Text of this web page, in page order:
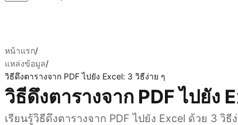
หน้าแรก/
แหล่งข้อมูล/
วิธีดึงตารางจาก PDF ไปยัง Excel: 3 วิธีง่าย ๆ
วิธีดึงตารางจาก PDF ไปยัง
เรียนรู้วิธีดึงตารางจาก PDF ไปยัง Excel ด้วย 3 วิ